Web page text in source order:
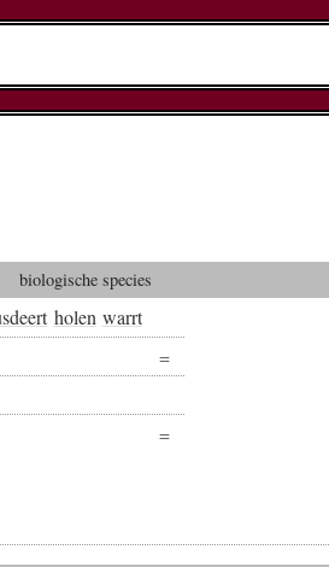
biologische species
holen warrt